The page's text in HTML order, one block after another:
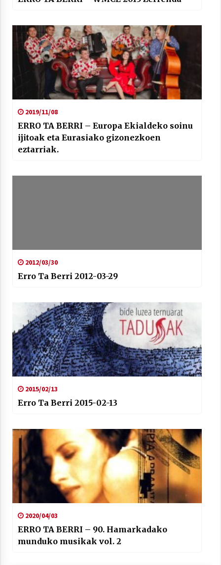
2019/11/08
ERRO TA BERRI – Europa Ekialdeko soinu
ijitoak eta Eurasiako gizonezkoen
eztarriak.
2012/03/30
Erro Ta Berri 2012-03-29
2015/02/13
Erro Ta Berri 2015-02-13
2020/04/03
ERRO TA BERRI – 90. Hamarkadako
munduko musikak vol. 2